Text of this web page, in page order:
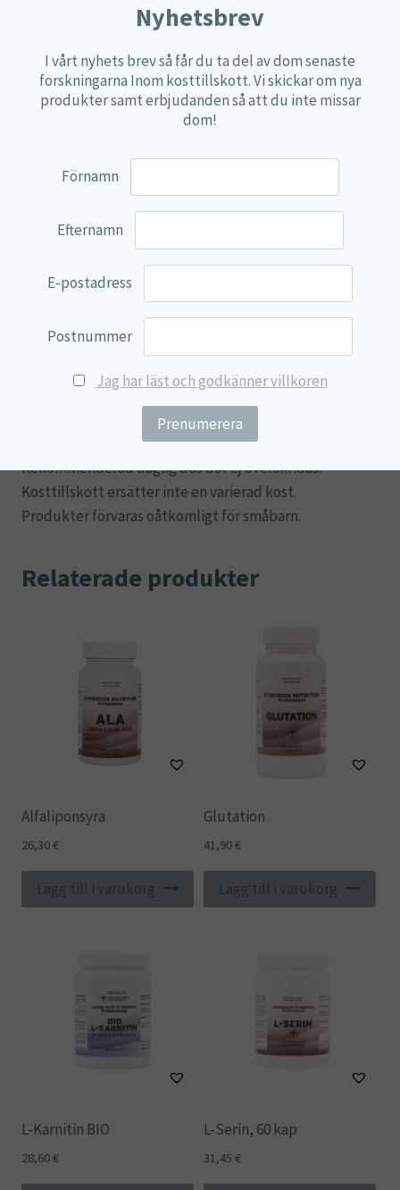
Denna L-taurinprodukt är utvecklad med fokus på
hög kvalitet och god renhet. Innehållet är
noggrant kontrollerat och fritt från onödiga
tillsatser, vilket gör produkten lätt att använda
och enkel att kombinera med andra kosttillskott.
Näringsdeklaration
Dosering:2 kapslar per dag.
2 kapslar innehåller: Mängd
%DRI*
L-Taurin
4 mg 285 %
L-Taurin, vitamin B6 (pyridoxin HCI),
kapsel (hydroxipropylmetylcellulosa).
Rekommenderad daglig dos bör ej överskridas.
Kosttillskott ersätter inte en varierad kost.
Produkter förvaras oåtkomligt för småbarn.
Relaterade produkter
Alfaliponsyra
26,30€
Lägg till i varukorg
Glutation
41,90€
Lägg till i varukorg
L-Karnitin BIO
28,60€
L-Serin, 60 kap
31,45 €
Nyhetsbrev
I vårt nyhets brev så får du ta del av dom senaste
forskningarna Inom kosttillskott. Vi skickar om nya
produkter samt erbjudanden så att du inte missar
dom!
Förnamn
Efternamn
E-postadress
Postnummer
Jag har läst och godkänner villkoren